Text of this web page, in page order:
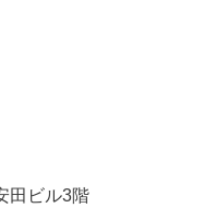
田ビル3階